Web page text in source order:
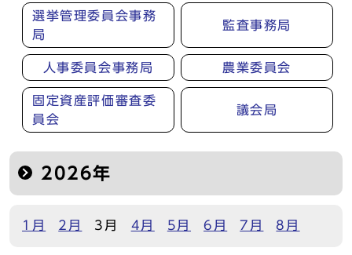
選挙管理委員会事務
局
監査事務局
人事委員会事務局 農業委員会
固定資産評価審査委
員会
議会局
2026年
1月 2月 3月 4月 5月 6月 7月 8月